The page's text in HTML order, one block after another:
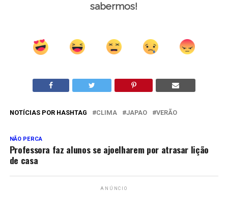
sabermos!
NOTÍCIAS POR HASHTAG CLIMA JAPAO VERÃO
NÃO PERCA
Professora faz alunos se ajoelharem por atrasar lição
de casa
ANÚNCIO